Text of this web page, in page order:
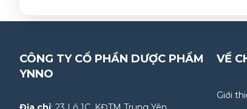
CÔNG TY CỔ PHẦN DƯỢC PHẨM
YNNO
VỀ
Giới